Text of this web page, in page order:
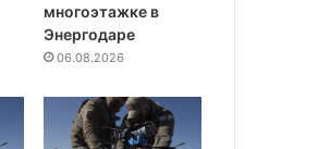
многоэтажке в
Энергодаре
06.08.2026